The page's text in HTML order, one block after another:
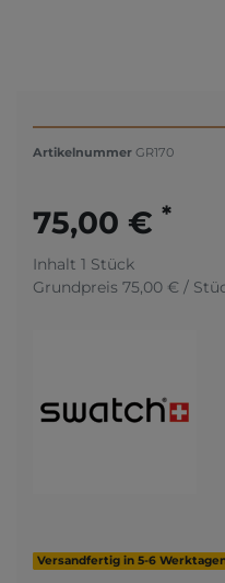
Artikelnummer GR170
75,00 € *
Inhalt 1 Stück
Grundpreis 75,00 € /
Versandfertig in 5-6